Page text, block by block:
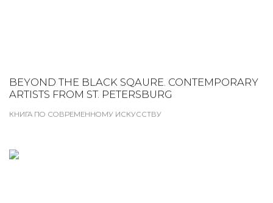
BEYOND THE BLACK SQAURE. CONTEMPORARY
ARTISTS FROM ST. PETERSBURG
КНИГА ПО СОВРЕМЕННОМУ ИСКУССТВУ